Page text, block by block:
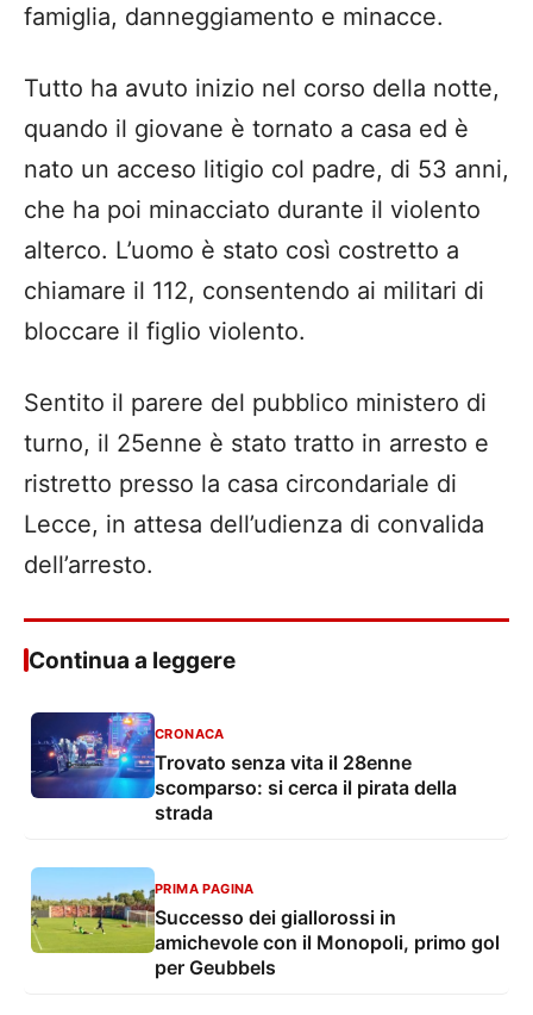
famiglia, danneggiamento e minacce.
Tutto ha avuto inizio nel corso della notte,
quando il giovane è tornato a casa ed è
nato un acceso litigio col padre, di 53 anni,
che ha poi minacciato durante il violento
alterco. L’uomo è stato così costretto a
chiamare il 112, consentendo ai militari di
bloccare il figlio violento.
Sentito il parere del pubblico ministero di
turno, il 25enne è stato tratto in arresto e
ristretto presso la casa circondariale di
Lecce, in attesa dell’udienza di convalida
dell’arresto.
Continua a leggere
CRONACA
Trovato senza vita il 28enne
scomparso: si cerca il pirata della
strada
PRIMA PAGINA
Successo dei giallorossi in
amichevole con il Monopoli, primo gol
per Geubbels